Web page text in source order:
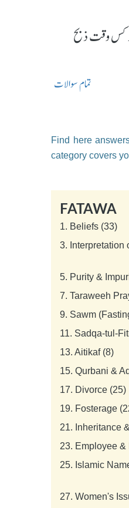
کس وقت ذبح
تمام سوالات
Find here
category covers
FATAWA
1. Beliefs (33)
3. Interpretation
5. Purity &
7. Taraweeh
9. Sawm
11. Sadqa-tul-
13. Aitikaf (8)
15. Qurbani &
17. Divorce (25)
19. Fosterage
21. Inheritance
23. Employee &
25. Islamic
27. Women's